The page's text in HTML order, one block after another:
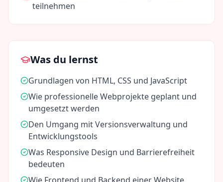
teilnehmen
Was du lernst
Grundlagen von HTML, CSS und JavaScript
Wie professionelle Webprojekte geplant und
umgesetzt werden
Den Umgang mit Versionsverwaltung und
Entwicklungstools
Was Responsive Design und Barrierefreiheit
bedeuten